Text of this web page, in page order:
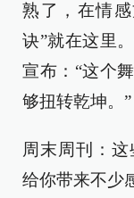
熟了，在情
诀”就在这里
宣布：“这个
够扭转乾坤。”
周末周刊：这
给你带来不少